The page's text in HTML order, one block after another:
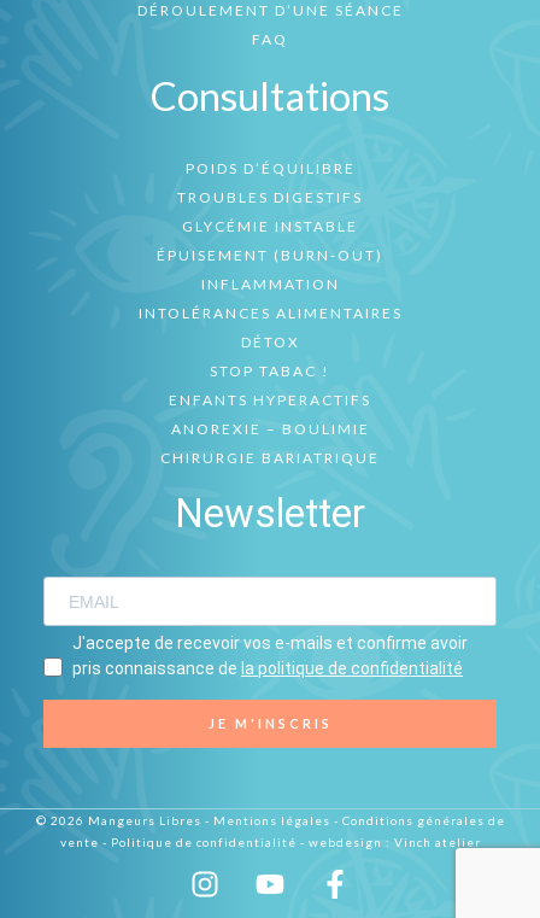
DÉROULEMENT D’UNE SÉANCE
FAQ
Consultations
POIDS D’ÉQUILIBRE
TROUBLES DIGESTIFS
GLYCÉMIE INSTABLE
ÉPUISEMENT (BURN-OUT)
INFLAMMATION
INTOLÉRANCES ALIMENTAIRES
DÉTOX
STOP TABAC !
ENFANTS HYPERACTIFS
ANOREXIE – BOULIMIE
CHIRURGIE BARIATRIQUE
Newsletter
J'accepte de recevoir vos e-mails et confirme avoir
pris connaissance de la politique de confidentialité
JE M'INSCRIS
© 2026 Mangeurs Libres - Mentions légales - Conditions générales de
vente - Politique de confidentialité - webdesign : Vinch atelier